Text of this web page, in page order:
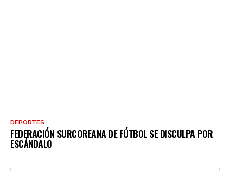
DEPORTES
FEDERACIÓN SURCOREANA DE FÚTBOL SE DISCULPA POR
ESCÁNDALO